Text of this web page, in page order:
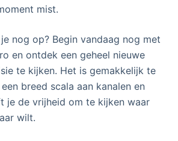
mist.
nog op? Begin vandaag nog met
en ontdek een geheel nieuwe
te kijken. Het is gemakkelijk te
breed scala aan kanalen en
je de vrijheid om te kijken waar
wilt.